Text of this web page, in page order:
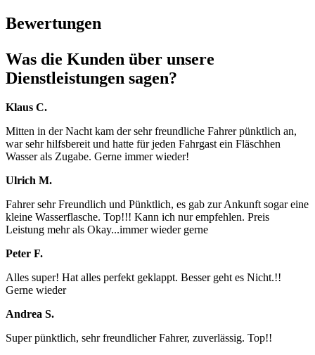
Bewertungen
Was die Kunden über unsere
Dienstleistungen sagen?
Klaus C.
Mitten in der Nacht kam der sehr freundliche Fahrer pünktlich an,
war sehr hilfsbereit und hatte für jeden Fahrgast ein Fläschhen
Wasser als Zugabe. Gerne immer wieder!
Ulrich M.
Fahrer sehr Freundlich und Pünktlich, es gab zur Ankunft sogar eine
kleine Wasserflasche. Top!!! Kann ich nur empfehlen. Preis
Leistung mehr als Okay...immer wieder gerne
Peter F.
Alles super! Hat alles perfekt geklappt. Besser geht es Nicht.!!
Gerne wieder
Andrea S.
Super pünktlich, sehr freundlicher Fahrer, zuverlässig. Top!!